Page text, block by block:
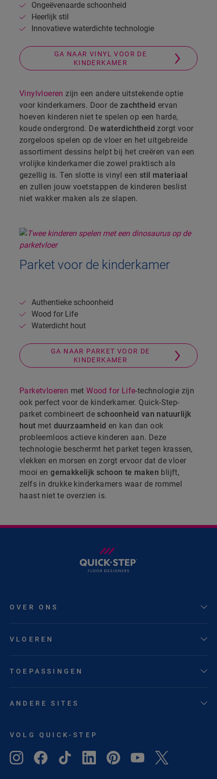
Ongeëvenaarde schoonheid
Heerlijk stil
Innovatieve waterdichte technologie
GA NAAR VINYL VOOR DE
KINDERKAMER
Vinylvloeren zijn een andere uitstekende optie
voor kinderkamers. Door de zachtheid ervan
hoeven kinderen niet te spelen op een harde,
koude ondergrond. Dewaterdichtheid zorgt voor
zorgeloos spelen op de vloer en het uitgebreide
assortiment dessins helpt bij het creëren van een
vrolijke kinderkamer die zowel praktisch als
gezellig is. Ten slotte is vinyl een stil materiaal
en zullen jouw voetstappen de kinderen beslist
niet wakker maken als ze slapen.
Parket voor de kinderkamer
Authentieke schoonheid
Wood for Life
Waterdicht hout
GA NAAR PARKET VOOR DE
KINDERKAMER
Parketvloeren metWood for Life-technologie zijn
ook perfect voor de kinderkamer. Quick-Step-
parket combineert deschoonheid van natuurlijk
hout met duurzaamheid en kan dan ook
probleemloos actieve kinderen aan. Deze
technologie beschermt het parket tegen krassen,
vlekken en morsen en zorgt ervoor dat de vloer
mooi engemakkelijk schoon te maken blijft,
zelfs in drukke kinderkamers waar de rommel
haast niet te overzien is.
OVER ONS
VLOEREN
TOEPASSINGEN
ANDERE SITES
VOLG QUICK-STEP